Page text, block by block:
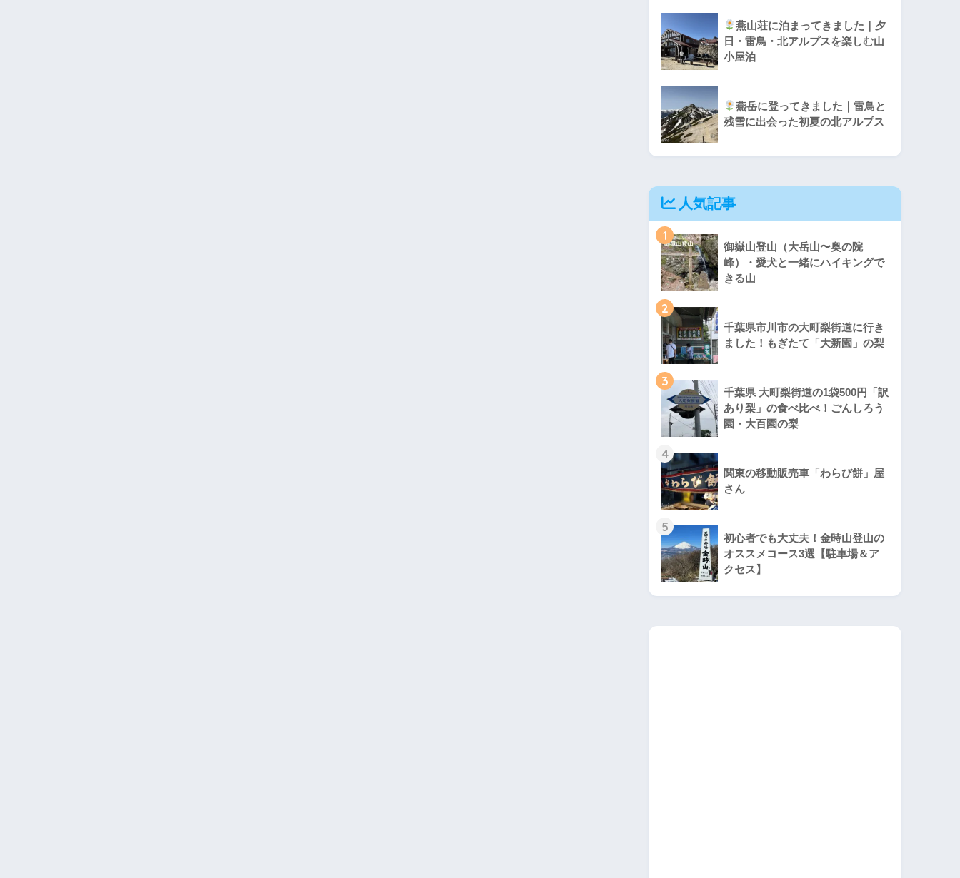
燕山荘に泊まってきました｜夕
日・雷鳥・北アルプスを楽しむ山
小屋泊
燕岳に登ってきました｜雷鳥と
残雪に出会った初夏の北アルプス
人気記事
1
御嶽山登山（大岳山〜奥の院
峰）・愛犬と一緒にハイキングで
きる山
2
千葉県市川市の大町梨街道に行き
ました！もぎたて「大新園」の梨
3
千葉県 大町梨街道の1袋500円「訳
あり梨」の食べ比べ！ごんしろう
園・大百園の梨
4
関東の移動販売車「わらび餅」屋
さん
5
初心者でも大丈夫！金時山登山の
オススメコース3選【駐車場＆ア
クセス】